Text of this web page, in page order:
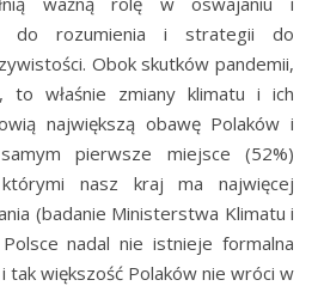
do rozumienia i strategii do
Obok skutków pandemii,
to właśnie zmiany klimatu i ich
największą obawę Polaków i
pierwsze miejsce (52%)
nasz kraj ma najwięcej
(badanie Ministerstwa Klimatu i
nadal nie istnieje formalna
tak większość Polaków nie wróci w